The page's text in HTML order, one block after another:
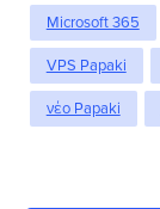
Microsoft 365
VPS Papaki
νέο Papaki